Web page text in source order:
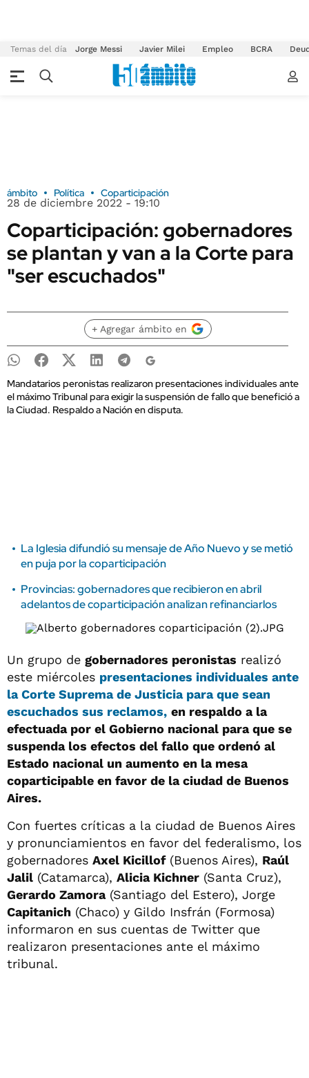
Temas del día Jorge Messi Javier Milei Empleo BCRA
ámbito Política Coparticipación
28 de diciembre 2022 - 19:10
Coparticipación: gobernadores
se plantan y van a la Corte para
"ser escuchados"
+ Agregar ámbito en
Mandatarios peronistas realizaron presentaciones individuales ante
el máximo Tribunal para exigir la suspensión de fallo que benefició a
la Ciudad. Respaldo a Nación en disputa.
La Iglesia difundió su mensaje de Año Nuevo y se metió
en puja por la coparticipación
Provincias: gobernadores que recibieron en abril
adelantos de coparticipación analizan refinanciarlos
Un grupo de gobernadores peronistas realizó
este miércoles presentaciones individuales ante
la Corte Suprema de Justicia para que sean
escuchados sus reclamos, en respaldo a la
efectuada por el Gobierno nacional para que se
suspenda los efectos del fallo que ordenó al
Estado nacional un aumento en la mesa
coparticipable en favor de la ciudad de Buenos
Aires.
Con fuertes críticas a la ciudad de Buenos Aires
y pronunciamientos en favor del federalismo, los
gobernadores Axel Kicillof(Buenos Aires), Raúl
Jalil (Catamarca), Alicia Kichner (Santa Cruz),
Gerardo Zamora(Santiago del Estero), Jorge
Capitanich (Chaco) y Gildo Insfrán (Formosa)
informaron en sus cuentas de Twitter que
realizaron presentaciones ante el máximo
tribunal.